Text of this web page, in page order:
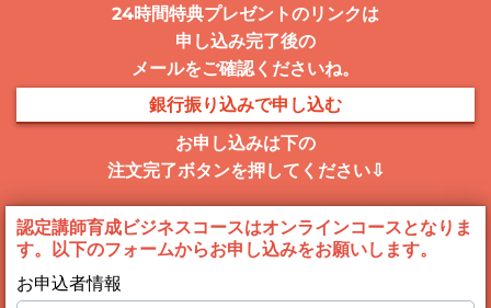
24時間特典プレゼントのリンクは
申し込み完了後の
メールをご確認くださいね。
銀行振り込みで申し込む
お申し込みは下の
注文完了ボタンを押してください⇩
認定講師育成ビジネスコースはオンラインコースとなりま
す。以下のフォームからお申し込みをお願いします。
お申込者情報